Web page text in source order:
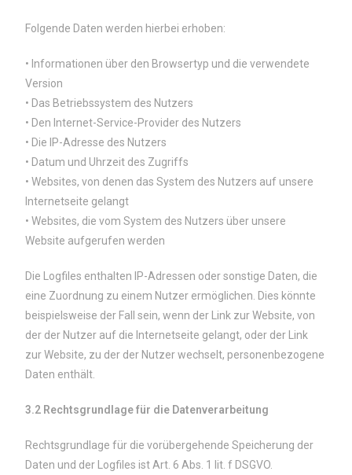
Folgende Daten werden hierbei erhoben:
• Informationen über den Browsertyp und die verwendete
Version
• Das Betriebssystem des Nutzers
• Den Internet-Service-Provider des Nutzers
• Die IP-Adresse des Nutzers
• Datum und Uhrzeit des Zugriffs
• Websites, von denen das System des Nutzers auf unsere
Internetseite gelangt
• Websites, die vom System des Nutzers über unsere
Website aufgerufen werden
Die Logfiles enthalten IP-Adressen oder sonstige Daten, die
eine Zuordnung zu einem Nutzer ermöglichen. Dies könnte
beispielsweise der Fall sein, wenn der Link zur Website, von
der der Nutzer auf die Internetseite gelangt, oder der Link
zur Website, zu der der Nutzer wechselt, personenbezogene
Daten enthält.
3.2 Rechtsgrundlage für die Datenverarbeitung
Rechtsgrundlage für die vorübergehende Speicherung der
Daten und der Logfiles ist Art. 6 Abs. 1 lit. f DSGVO.